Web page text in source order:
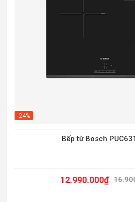
-24%
Bếp từ Bosch
12.990.000₫